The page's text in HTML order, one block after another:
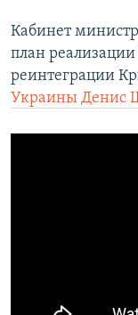
Кабинет
план
реинтеграции
Украины Денис